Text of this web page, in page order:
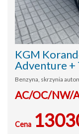
KGM
Adventure +
Benzyna, skrzynia
AC/OC/NW/
Cena